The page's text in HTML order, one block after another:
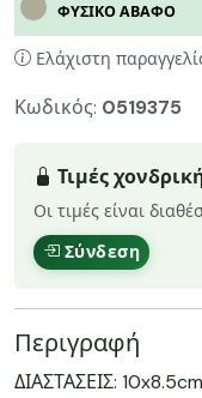
ΦΥΣΙΚΟ ΑΒΑΦΟ
Ελάχιστη
Κωδικός: 0519375
Τιμές
Οι τιμές είναι
Σύνδεση
Περιγραφή
ΔΙΑΣΤΑΣΕΙΣ: